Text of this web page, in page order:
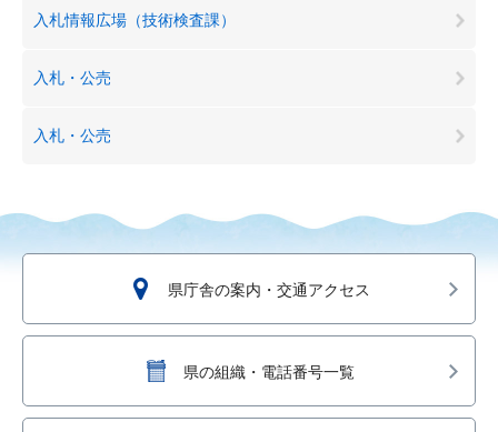
入札情報広場（技術検査課）
入札・公売
入札・公売
県庁舎の案内・交通アクセス
県の組織・電話番号一覧